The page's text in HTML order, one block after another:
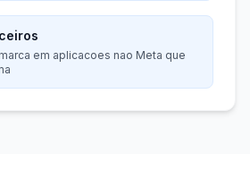
em aplicacoes nao Meta que